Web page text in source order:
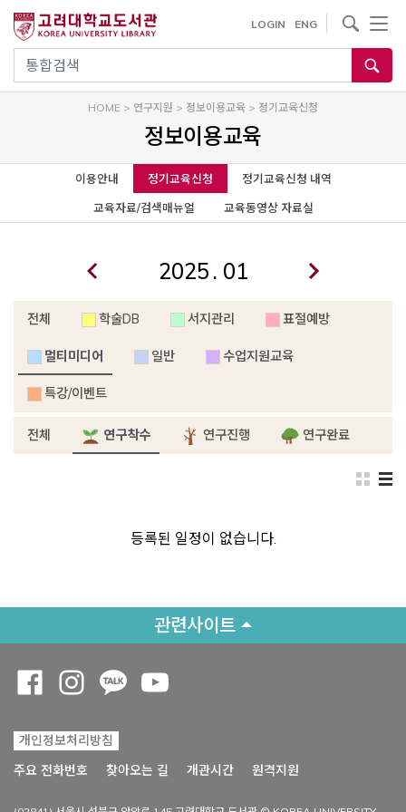
통합검색
LOGIN ENG
사이트내 검색
HOME > 연구지원 > 정보이용교육 > 정기교육신청
정보이용교육
이용안내 정기교육신청
정기교육신청 내역
교육자료/검색매뉴얼
교육동영상 자료실
.
전체 학술DB 서지관리 표절예방
멀티미디어 일반 수업지원교육
특강/이벤트
전체 연구착수 연구진행 연구완료
등록된 일정이 없습니다.
관련사이트
개인정보처리방침
주요 전화번호
찾아오는 길 개관시간 원격지원
Opens a new window
Opens a new window
Opens a new window